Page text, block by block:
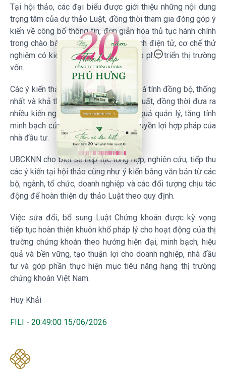
Tại hội thảo, các đại biểu được giới thiệu những nội dung
trọng tâm của dự thảo Luật, đồng thời tham gia đóng góp ý
kiến về công bố thông tin, đơn giản hóa thủ tục hành chính
trong chào bán chứng khoán, giao dịch điện tử, cơ chế thử
nghiệm có kiểm soát và các giải pháp phát triển thị trường
vốn.
Các ý kiến thảo luận tập trung đánh giá tính đồng bộ, thống
nhất và khả thi của các quy định đề xuất, đồng thời đưa ra
nhiều kiến nghị nhằm nâng cao hiệu quả quản lý, tăng tính
minh bạch của thị trường và bảo vệ quyền lợi hợp pháp của
nhà đầu tư.
UBCKNN cho biết sẽ tiếp tục tổng hợp, nghiên cứu, tiếp thu
các ý kiến tại hội thảo cũng như ý kiến bằng văn bản từ các
bộ, ngành, tổ chức, doanh nghiệp và các đối tượng chịu tác
động để hoàn thiện dự thảo Luật theo quy định.
Việc sửa đổi, bổ sung Luật Chứng khoán được kỳ vọng
tiếp tục hoàn thiện khuôn khổ pháp lý cho hoạt động của thị
trường chứng khoán theo hướng hiện đại, minh bạch, hiệu
quả và bền vững, tạo thuận lợi cho doanh nghiệp, nhà đầu
tư và góp phần thực hiện mục tiêu nâng hạng thị trường
chứng khoán Việt Nam.
Huy Khải
FILI - 20:49:00 15/06/2026
20 Năm Thành Lập - Công Ty Chứng Khoán Phú